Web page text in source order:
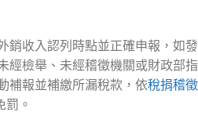
銷收入認列時點並正確申報，如發
經檢舉、未經稽徵機關或財政部指
補報並補繳所漏稅款，依稅捐稽徵
罰。